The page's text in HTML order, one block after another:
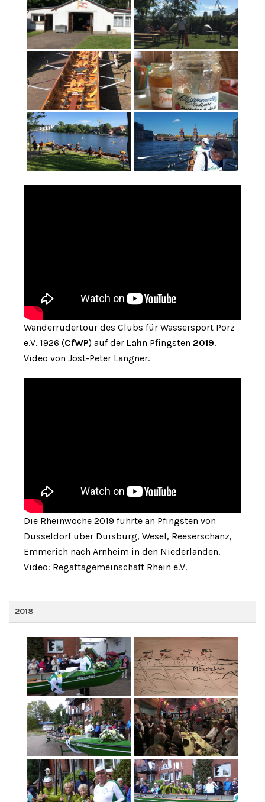
Wanderrudertour des Clubs für Wassersport Porz
e.V. 1926 (CfWP) auf der Lahn Pfingsten 2019.
Video von Jost-Peter Langner.
Die Rheinwoche 2019 führte an Pfingsten von
Düsseldorf über Duisburg, Wesel, Reeserschanz,
Emmerich nach Arnheim in den Niederlanden.
Video: Regattagemeinschaft Rhein e.V.
2018